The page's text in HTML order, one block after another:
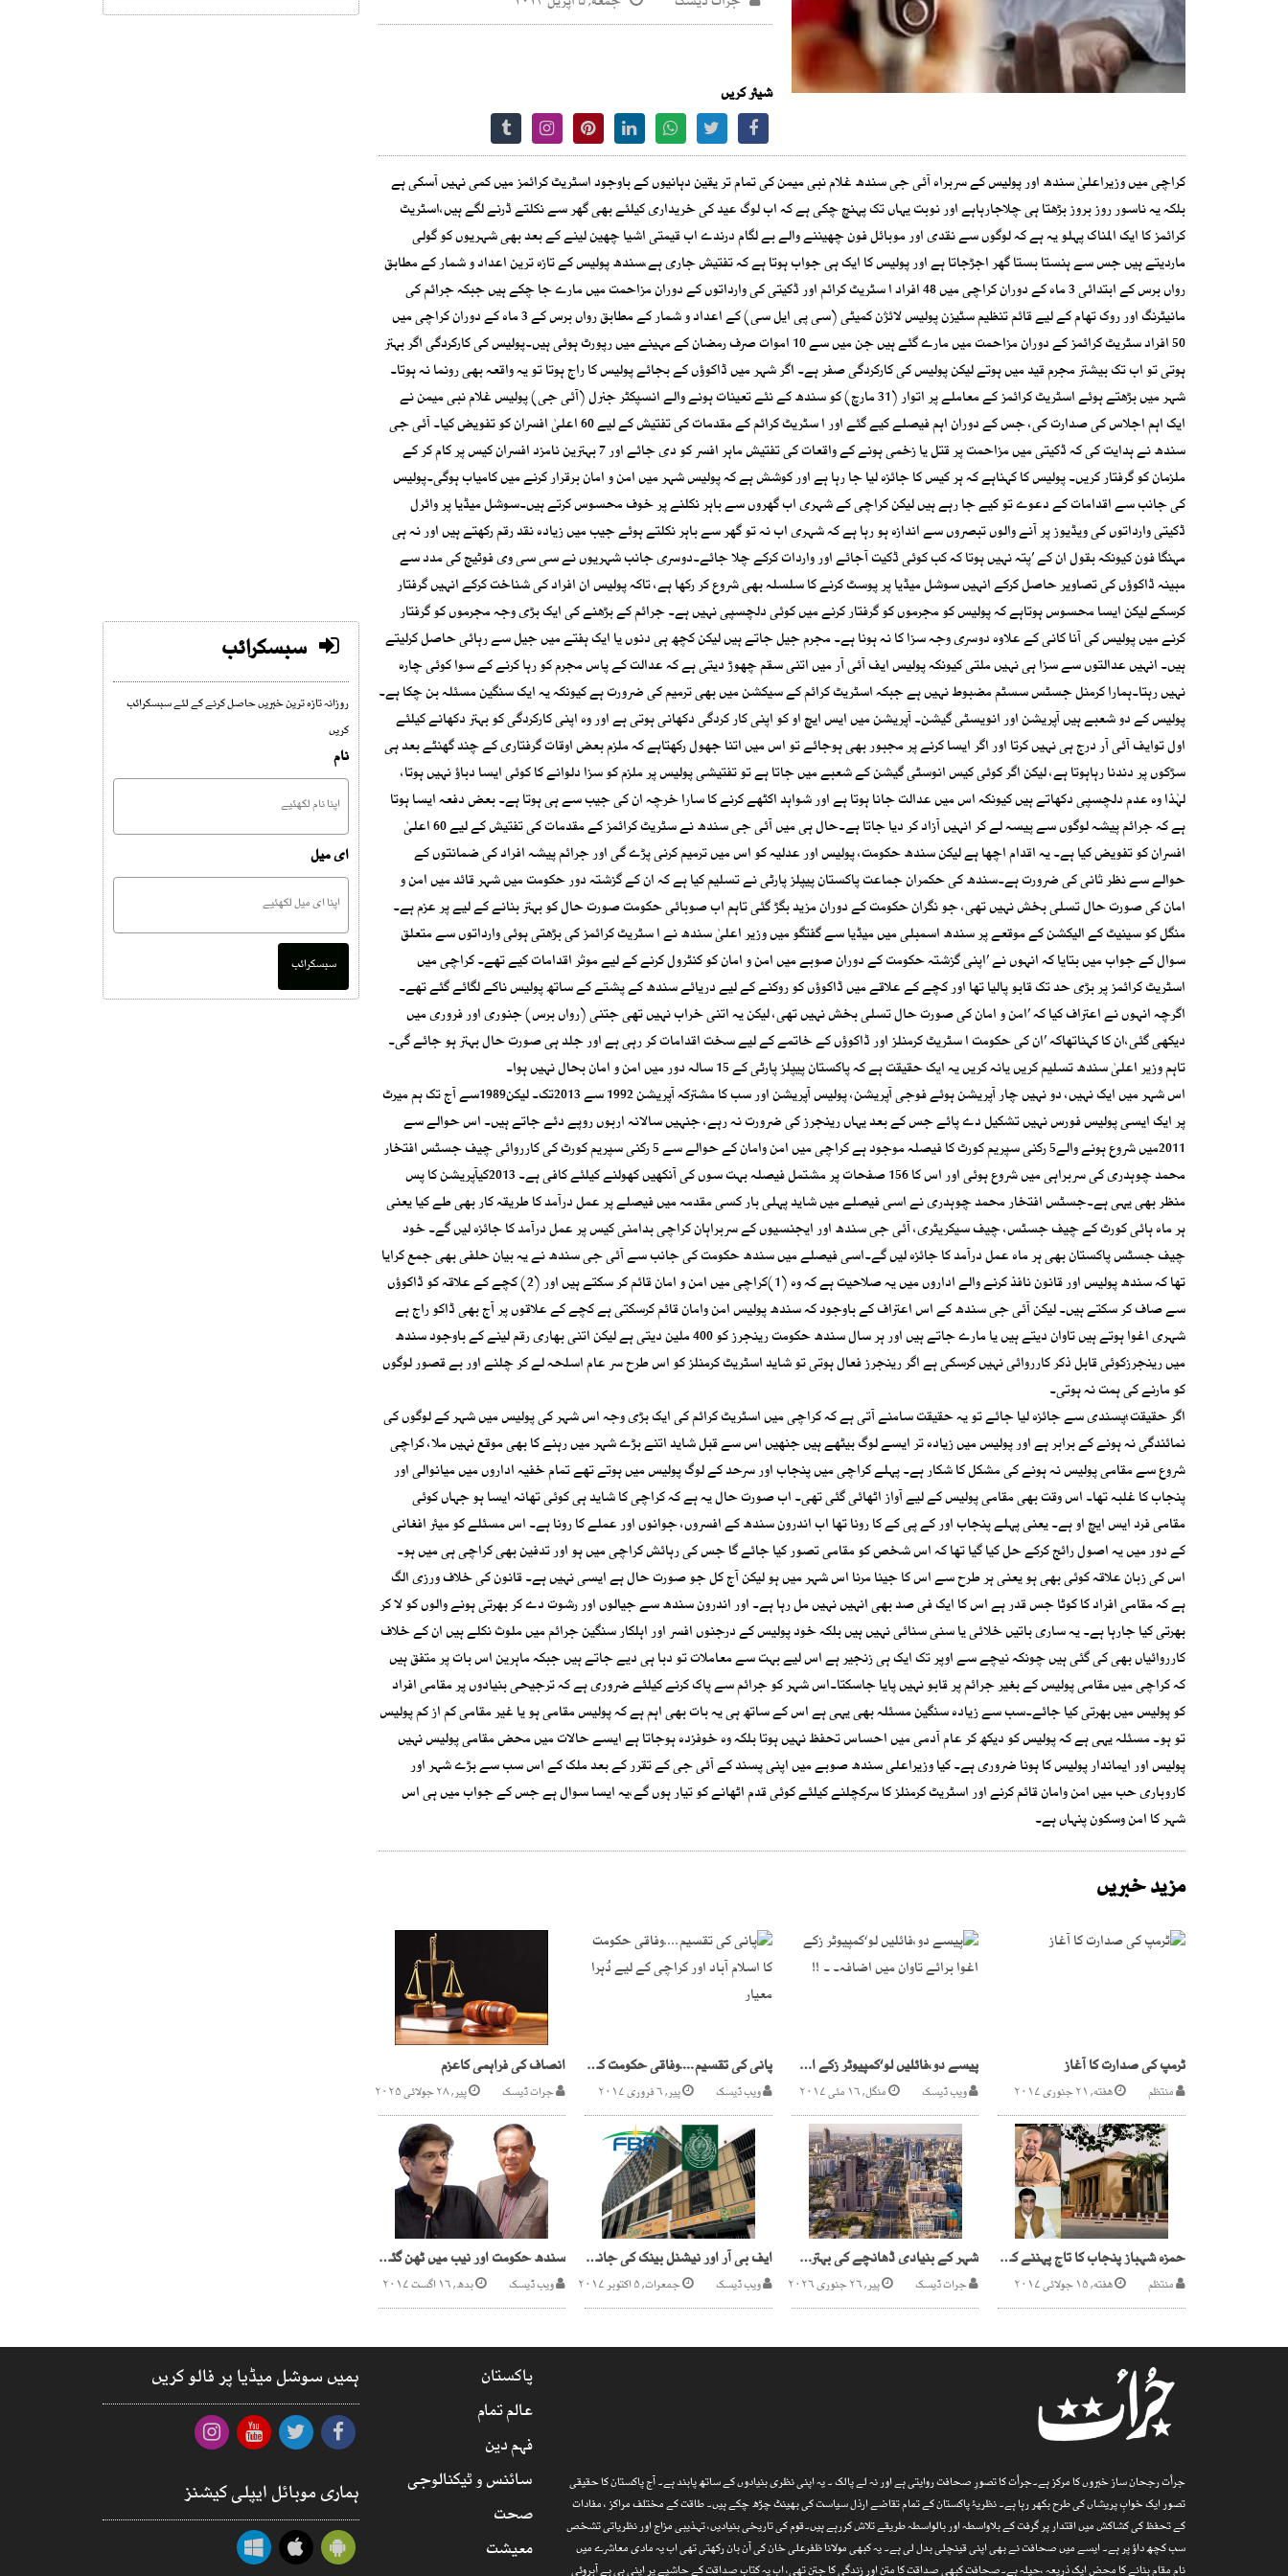
شیئر کریں
کراچی میں وزیراعلیٰ سندھ اور پولیس کے سربراہ آئی جی سندھ غلام نبی میمن کی تمام تر یقین دہانیوں کے باوجود اسٹریٹ کرائمز میں کمی نہیں آسکی ہے
بلکہ یہ ناسور روز بروز بڑھتا ہی چلاجارہاہے اور نوبت یہاں تک پہنچ چکی ہے کہ اب لوگ عید کی خریداری کیلئے بھی گھر سے نکلتے ڈرنے لگے ہیں،اسٹریٹ
کرائمز کا ایک المناک پہلو یہ ہے کہ لوگوں سے نقدی اور موبائل فون چھیننے والے بے لگام درندے اب قیمتی اشیا چھین لینے کے بعد بھی شہریوں کو گولی
ماردیتے ہیں جس سے ہنستا بستا گھر اجڑجاتا ہے اور پولیس کا ایک ہی جواب ہوتا ہے کہ تفتیش جاری ہے،سندھ پولیس کے تازہ ترین اعداد و شمار کے مطابق
رواں برس کے ابتدائی 3 ماہ کے دوران کراچی میں 48 افراد ا سٹریٹ کرائم اور ڈکیتی کی وارداتوں کے دوران مزاحمت میں مارے جا چکے ہیں جبکہ جرائم کی
مانیٹرنگ اور روک تھام کے لیے قائم تنظیم سٹیزن پولیس لائژن کمیٹی (سی پی ایل سی) کے اعداد و شمار کے مطابق رواں برس کے 3 ماہ کے دوران کراچی میں
50 افراد سٹریٹ کرائمز کے دوران مزاحمت میں مارے گئے ہیں جن میں سے 10 اموات صرف رمضان کے مہینے میں رپورٹ ہوئی ہیں۔پولیس کی کارکردگی اگر بہتر
ہوتی تو اب تک بیشتر مجرم قید میں ہوتے لیکن پولیس کی کارکردگی صفر ہے۔ اگر شہر میں ڈاکوؤں کے بجائے پولیس کا راج ہوتا تو یہ واقعہ بھی رونما نہ ہوتا۔
شہر میں بڑھتے ہوئے اسٹریٹ کرائمز کے معاملے پر اتوار (31 مارچ) کو سندھ کے نئے تعینات ہونے والے انسپکٹر جنرل (آئی جی) پولیس غلام نبی میمن نے
ایک اہم اجلاس کی صدارت کی، جس کے دوران اہم فیصلے کیے گئے اور ا سٹریٹ کرائم کے مقدمات کی تفتیش کے لیے 60 اعلیٰ افسران کو تفویض کیا۔ آئی جی
سندھ نے ہدایت کی کہ ڈکیتی میں مزاحمت پر قتل یا زخمی ہونے کے واقعات کی تفتیش ماہر افسر کو دی جائے اور 7 بہترین نامزد افسران کیس پر کام کر کے
ملزمان کو گرفتار کریں۔ پولیس کا کہناہے کہ ہر کیس کا جائزہ لیا جا رہا ہے اور کوشش ہے کہ پولیس شہر میں امن و امان برقرار کرنے میں کامیاب ہوگی۔پولیس
کی جانب سے اقدامات کے دعوے تو کیے جا رہے ہیں لیکن کراچی کے شہری اب گھروں سے باہر نکلنے پر خوف محسوس کرتے ہیں۔سوشل میڈیا پر وائرل
ڈکیتی وارداتوں کی ویڈیوز پر آنے والوں تبصروں سے اندازہ ہو رہا ہے کہ شہری اب نہ تو گھر سے باہر نکلتے ہوئے جیب میں زیادہ نقد رقم رکھتے ہیں اور نہ ہی
مہنگا فون کیونکہ بقول ان کے ’پتہ نہیں ہوتا کہ کب کوئی ڈکیت آجائے اور واردات کرکے چلا جائے۔دوسری جانب شہریوں نے سی سی وی فوٹیج کی مدد سے
مبینہ ڈاکوؤں کی تصاویر حاصل کرکے انہیں سوشل میڈیا پر پوسٹ کرنے کا سلسلہ بھی شروع کر رکھا ہے، تاکہ پولیس ان افراد کی شناخت کرکے انہیں گرفتار
کرسکے لیکن ایسا محسوس ہوتاہے کہ پولیس کو مجرموں کو گرفتار کرنے میں کوئی دلچسپی نہیں ہے۔ جرائم کے بڑھنے کی ایک بڑی وجہ مجرموں کو گرفتار
کرنے میں پولیس کی آنا کانی کے علاوہ دوسری وجہ سزا کا نہ ہونا ہے۔ مجرم جیل جاتے ہیں لیکن کچھ ہی دنوں یا ایک ہفتے میں جیل سے رہائی حاصل کرلیتے
ہیں۔ انہیں عدالتوں سے سزا ہی نہیں ملتی کیونکہ پولیس ایف آئی آر میں اتنی سقم چھوڑ دیتی ہے کہ عدالت کے پاس مجرم کو رہا کرنے کے سوا کوئی چارہ
نہیں رہتا۔ہمارا کرمنل جسٹس سسٹم مضبوط نہیں ہے جبکہ اسٹریٹ کرائم کے سیکشن میں بھی ترمیم کی ضرورت ہے کیونکہ یہ ایک سنگین مسئلہ بن چکا ہے۔
پولیس کے دو شعبے ہیں آپریشن اور انویسٹی گیشن۔ آپریشن میں ایس ایچ او کو اپنی کار کردگی دکھانی ہوتی ہے اور وہ اپنی کارکردگی کو بہتر دکھانے کیلئے
اول توایف آئی آر درج ہی نہیں کرتا اور اگر ایسا کرنے پر مجبور بھی ہوجائے تو اس میں اتنا جھول رکھتاہے کہ ملزم بعض اوقات گرفتاری کے چند گھنٹے بعد ہی
سڑکوں پر دندنا رہاہوتا ہے، لیکن اگر کوئی کیس انوسٹی گیشن کے شعبے میں جاتا ہے تو تفتیشی پولیس پر ملزم کو سزا دلوانے کا کوئی ایسا دباؤ نہیں ہوتا،
لہٰذا وہ عدم دلچسپی دکھاتے ہیں کیونکہ اس میں عدالت جانا ہوتا ہے اور شواہد اکٹھے کرنے کا سارا خرچہ ان کی جیب سے ہی ہوتا ہے۔ بعض دفعہ ایسا ہوتا
ہے کہ جرائم پیشہ لوگوں سے پیسہ لے کر انہیں آزاد کر دیا جاتا ہے۔حال ہی میں آئی جی سندھ نے سٹریٹ کرائمز کے مقدمات کی تفتیش کے لیے 60 اعلیٰ
افسران کو تفویض کیا ہے۔ یہ اقدام اچھا ہے لیکن سندھ حکومت، پولیس اور عدلیہ کو اس میں ترمیم کرنی پڑے گی اور جرائم پیشہ افراد کی ضمانتوں کے
حوالے سے نظر ثانی کی ضرورت ہے۔سندھ کی حکمران جماعت پاکستان پیپلز پارٹی نے تسلیم کیا ہے کہ ان کے گزشتہ دور حکومت میں شہر قائد میں امن و
امان کی صورت حال تسلی بخش نہیں تھی، جو نگران حکومت کے دوران مزید بگڑ گئی تاہم اب صوبائی حکومت صورت حال کو بہتر بنانے کے لیے پر عزم ہے۔
منگل کو سینیٹ کے الیکشن کے موقعے پر سندھ اسمبلی میں میڈیا سے گفتگو میں وزیر اعلیٰ سندھ نے ا سٹریٹ کرائمز کی بڑھتی ہوئی وارداتوں سے متعلق
سوال کے جواب میں بتایا کہ انہوں نے ’اپنی گزشتہ حکومت کے دوران صوبے میں امن و امان کو کنٹرول کرنے کے لیے موثر اقدامات کیے تھے۔ کراچی میں
اسٹریٹ کرائمز پر بڑی حد تک قابو پالیا تھا اور کچے کے علاقے میں ڈاکوؤں کو روکنے کے لیے دریائے سندھ کے پشتے کے ساتھ پولیس ناکے لگائے گئے تھے۔
اگرچہ انہوں نے اعتراف کیا کہ ’امن و امان کی صورت حال تسلی بخش نہیں تھی، لیکن یہ اتنی خراب نہیں تھی جتنی (رواں برس) جنوری اور فروری میں
دیکھی گئی،ان کا کہناتھاکہ ’ان کی حکومت ا سٹریٹ کرمنلز اور ڈاکوؤں کے خاتمے کے لیے سخت اقدامات کر رہی ہے اور جلد ہی صورت حال بہتر ہو جائے گی۔
تاہم وزیر اعلیٰ سندھ تسلیم کریں یانہ کریں یہ ایک حقیقت ہے کہ پاکستان پیپلز پارٹی کے 15 سالہ دور میں امن و امان بحال نہیں ہوا۔
اس شہر میں ایک نہیں، دو نہیں چار آپریشن ہوئے فوجی آپریشن، پولیس آپریشن اور سب کا مشترکہ آپریشن 1992 سے 2013تک۔ لیکن1989سے آج تک ہم میرٹ
پر ایک ایسی پولیس فورس نہیں تشکیل دے پائے جس کے بعد یہاں رینجرز کی ضرورت نہ رہے، جنہیں سالانہ اربوں روپے دئے جاتے ہیں۔ اس حوالے سے
2011میں شروع ہونے والے5 رکنی سپریم کورٹ کا فیصلہ موجود ہے کراچی میں امن وامان کے حوالے سے 5 رکنی سپریم کورٹ کی کارروائی چیف جسٹس افتخار
محمد چوہدری کی سربراہی میں شروع ہوئی اور اس کا 156 صفحات پر مشتمل فیصلہ بہت سوں کی آنکھیں کھولنے کیلئے کافی ہے۔ 2013کیآپریشن کا پس
منظر بھی یہی ہے۔جسٹس افتخار محمد چوہدری نے اسی فیصلے میں شاید پہلی بار کسی مقدمہ میں فیصلے پر عمل درآمد کا طریقہ کار بھی طے کیا یعنی
ہر ماہ ہائی کورٹ کے چیف جسٹس، چیف سیکریٹری، آئی جی سندھ اور ایجنسیوں کے سربراہان کراچی بدامنی کیس پر عمل درآمد کا جائزہ لیں گے۔ خود
چیف جسٹس پاکستان بھی ہر ماہ عمل درآمد کا جائزہ لیں گے۔اسی فیصلے میں سندھ حکومت کی جانب سے آئی جی سندھ نے یہ بیان حلفی بھی جمع کرایا
تھا کہ سندھ پولیس اور قانون نافذ کرنے والے اداروں میں یہ صلاحیت ہے کہ وہ (1)کراچی میں امن و امان قائم کر سکتے ہیں اور (2) کچے کے علاقہ کو ڈاکوؤں
سے صاف کر سکتے ہیں۔ لیکن آئی جی سندھ کے اس اعتراف کے باوجود کہ سندھ پولیس امن وامان قائم کرسکتی ہے کچے کے علاقوں پر آج بھی ڈاکو راج ہے
شہری اغوا ہوتے ہیں تاوان دیتے ہیں یا مارے جاتے ہیں اور ہر سال سندھ حکومت رینجرز کو 400 ملین دیتی ہے لیکن اتنی بھاری رقم لینے کے باوجود سندھ
میں رینجرزکوئی قابل ذکر کارروائی نہیں کرسکی ہے اگر رینجرز فعال ہوتی تو شاید اسٹریٹ کرمنلز کو اس طرح سر عام اسلحہ لے کر چلنے اور بے قصور لوگوں
کو مارنے کی ہمت نہ ہوتی۔
اگر حقیقت؛پسندی سے جائزہ لیا جائے تو یہ حقیقت سامنے آتی ہے کہ کراچی میں اسٹریٹ کرائم کی ایک بڑی وجہ اس شہر کی پولیس میں شہر کے لوگوں کی
نمائندگی نہ ہونے کے برابر ہے اور پولیس میں زیادہ تر ایسے لوگ بیٹھے ہیں جنھیں اس سے قبل شاید اتنے بڑے شہر میں رہنے کا بھی موقع نہیں ملا، کراچی
شروع سے مقامی پولیس نہ ہونے کی مشکل کا شکار ہے۔ پہلے کراچی میں پنجاب اور سرحد کے لوگ پولیس میں ہوتے تھے تمام خفیہ اداروں میں میانوالی اور
پنجاب کا غلبہ تھا۔ اس وقت بھی مقامی پولیس کے لیے آواز اٹھائی گئی تھی۔ اب صورت حال یہ ہے کہ کراچی کا شاید ہی کوئی تھانہ ایسا ہو جہاں کوئی
مقامی فرد ایس ایچ او ہے۔ یعنی پہلے پنجاب اور کے پی کے کا رونا تھا اب اندرون سندھ کے افسروں، جوانوں اور عملے کا رونا ہے۔ اس مسئلے کو میئر افغانی
کے دور میں یہ اصول رائج کرکے حل کیا گیا تھا کہ اس شخص کو مقامی تصور کیا جائے گا جس کی رہائش کراچی میں ہو اور تدفین بھی کراچی ہی میں ہو۔
اس کی زبان علاقہ کوئی بھی ہو یعنی ہر طرح سے اس کا جینا مرنا اس شہر میں ہو لیکن آج کل جو صورت حال ہے ایسی نہیں ہے۔ قانون کی خلاف ورزی الگ
ہے کہ مقامی افراد کا کوٹا جس قدر ہے اس کا ایک فی صد بھی انہیں نہیں مل رہا ہے۔ اور اندرون سندھ سے جیالوں اور رشوت دے کر بھرتی ہونے والوں کو لا کر
بھرتی کیا جارہا ہے۔ یہ ساری باتیں خلائی یا سنی سنائی نہیں ہیں بلکہ خود پولیس کے درجنوں افسر اور اہلکار سنگین جرائم میں ملوث نکلے ہیں ان کے خلاف
کارروائیاں بھی کی گئی ہیں چونکہ نیچے سے اوپر تک ایک ہی زنجیر ہے اس لیے بہت سے معاملات تو دبا ہی دیے جاتے ہیں جبکہ ماہرین اس بات پر متفق ہیں
کہ کراچی میں مقامی پولیس کے بغیر جرائم پر قابو نہیں پایا جاسکتا۔اس شہر کو جرائم سے پاک کرنے کیلئے ضروری ہے کہ ترجیحی بنیادوں پر مقامی افراد
کو پولیس میں بھرتی کیا جائے۔سب سے زیادہ سنگین مسئلہ بھی یہی ہے اس کے ساتھ ہی یہ بات بھی اہم ہے کہ پولیس مقامی ہو یا غیر مقامی کم از کم پولیس
تو ہو۔ مسئلہ یہی ہے کہ پولیس کو دیکھ کر عام آدمی میں احساس تحفظ نہیں ہوتا بلکہ وہ خوفزدہ ہوجاتا ہے ایسے حالات میں محض مقامی پولیس نہیں
پولیس اور ایماندار پولیس کا ہونا ضروری ہے۔ کیا وزیراعلی سندھ صوبے میں اپنی پسند کے آئی جی کے تقرر کے بعد ملک کے اس سب سے بڑے شہر اور
کاروباری حب میں امن وامان قائم کرنے اور اسٹریٹ کرمنلز کا سرکچلنے کیلئے کوئی قدم اٹھانے کو تیار ہوں گے،یہ ایسا سوال ہے جس کے جواب میں ہی اس
شہر کا امن وسکون پنہاں ہے۔
مزید خبریں
ٹرمپ کی صدارت کا آغاز
منتظم هفته, ۲۱ جنوری ۲۰۱۷
پیسے دو،فائلیں لو‘کمپیوٹر زکے اغوا برائے تاوان میں اضافہ۔ ۔ !!
ویب ڈیسک منگل, ۱۶ مئی ۲۰۱۷
پانی کی تقسیم....وفاقی حکومت کا اسلام آباد اور کراچی کے لیے دُہرا معیار
ویب ڈیسک پیر, ۶ فروری ۲۰۱۷
انصاف کی فراہمی کاعزم
جرات ڈیسک پیر, ۲۸ جولائی ۲۰۲۵
حمزہ شہباز پنجاب کا تاج پہننے کو تیار
منتظم هفته, ۱۵ جولائی ۲۰۱۷
شہر کے بنیادی ڈھانچے کی بہتری کے لیے 21.5 ارب روپے کے پیکیج
جرات ڈیسک پیر, ۲۶ جنوری ۲۰۲۶
ایف بی آر اور نیشنل بینک کی جانب سے 6ارب روپے کی کٹوتیاں‘ حکومت سندھ نے مقدمہ درج کرادیا
ویب ڈیسک جمعرات, ۵ اکتوبر ۲۰۱۷
سندھ حکومت اور نیب میں ٹھن گئی!!
ویب ڈیسک بدھ, ۱۶ اگست ۲۰۱۷
سبسکرائب
روزانہ تازہ ترین خبریں حاصل کرنے کے لئے سبسکرائب
کریں
نام
ای میل
سبسکرائب
جرأت رجحان ساز خبروں کا مرکز ہے۔جرأت کا تصورِ صحافت روایتی ہے اور نہ لے پالک ۔ یہ اپنی نظری بنیادوں کے ساتھ پابند ہے۔ آج پاکستان کا حقیقی
تصور ایک خوابِ پریشاں کی طرح بکھر رہا ہے۔ نظریۂ پاکستان کے تمام تقاضے ارذل سیاست کی بھینٹ چڑھ چکے ہیں۔ طاقت کے مختلف مراکز ، مفادات
کے تحفظ کی کشاکش میں اقتدار پر گرفت کے بلاواسطہ اور بالواسطہ طریقے تلاش کررہے ہیں۔قوم کی تاریخی بنیادیں، تہذیبی مزاج اور نظریاتی تشخص
سب کچھ داؤ پر ہے۔ ایسے میں صحافت نے بھی اپنی قینچلی بدل لی ہے۔ یہ کبھی مولانا ظفرعلی خان کی آن بان رکھتی تھی اب یہ مادی معاشرے میں
پاکستان
عالم تمام
فہم دین
سائنس و ٹیکنالوجی
صحت
معیشت
ہمیں سوشل میڈیا پر فالو کریں
ہماری موبائل ایپلی کیشنز